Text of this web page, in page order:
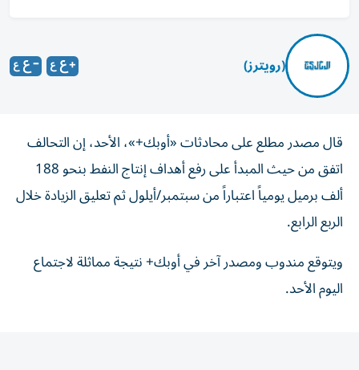
(رويترز)
قال مصدر مطلع ⁠على محادثات ‌«أوبك+»، الأحد، ‌إن التحالف
اتفق ‌من حيث المبدأ ⁠على رفع أهداف إنتاج النفط بنحو 188
ألف برميل يومياً اعتباراً من ‌سبتمبر/أيلول ثم تعليق الزيادة ⁠خلال
الربع الرابع.
ويتوقع مندوب ومصدر آخر ‌في ‌أوبك+ نتيجة مماثلة لاجتماع
‌اليوم الأحد.